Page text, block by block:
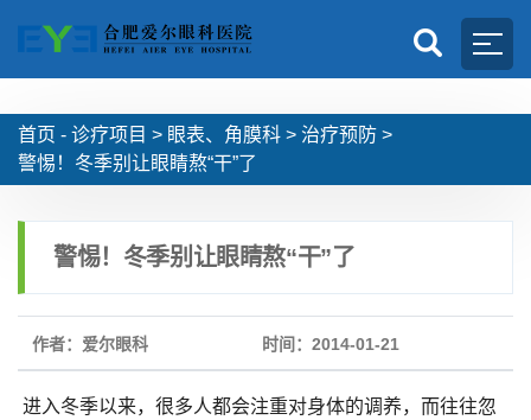
首页 - 诊疗项目 > 眼表、角膜科 > 治疗预防 >
警惕！冬季别让眼睛熬“干”了
警惕！冬季别让眼睛熬“干”了
作者：爱尔眼科 时间：2014-01-21
进入冬季以来，很多人都会注重对身体的调养，而往往忽